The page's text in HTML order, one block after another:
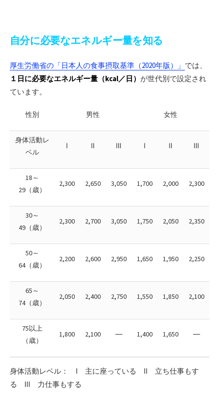
自分に必要なエネルギー量を知る
厚生労働省の「日本人の食事摂取基準（2020年版）」 では、
１日に必要なエネルギー量（kcal／日） が世代別で設定され
ています。
性別 男性 女性
身体活動レ
ベル
Ⅰ Ⅱ Ⅲ Ⅰ Ⅱ Ⅲ
18～
29（歳）
2,300 2,650 3,050 1,700 2,000 2,300
30～
49（歳）
2,300 2,700 3,050 1,750 2,050 2,350
50～
64（歳）
2,200 2,600 2,950 1,650 1,950 2,250
65～
74（歳）
2,050 2,400 2,750 1,550 1,850 2,100
75以上
（歳）
1,800 2,100 ― 1,400 1,650 ―
身体活動レベル： Ⅰ 主に座っている Ⅱ 立ち仕事もす
る Ⅲ 力仕事もする